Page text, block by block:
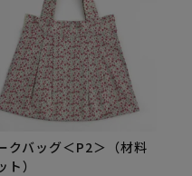
クバッグ＜P2＞（材料
ト）